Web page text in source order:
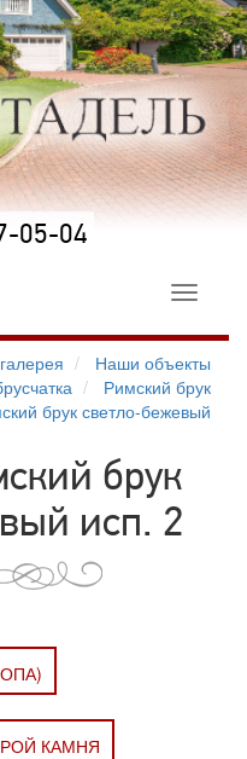
05-04
Toggle
Наши объекты
Римский брук
брук светло-бежевый
брук
исп. 2
КАМНЯ